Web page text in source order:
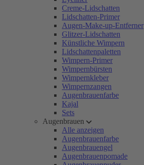
Creme-Lidschatten
Lidschatten-Primer
Augen-Make-up-Entferner
Glitzer-Lidschatten
Künstliche Wimpern
Lidschattenpaletten
Wimpern-Primer
Wimpernbürsten
Wimpernkleber
Wimpernzangen
Augenbrauenfarbe
Kajal
Sets
Augenbrauen
Alle anzeigen
Augenbrauenfarbe
Augenbrauengel
Augenbrauenpomade